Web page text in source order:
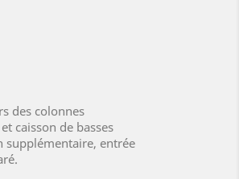
des colonnes
caisson de basses
supplémentaire, entrée